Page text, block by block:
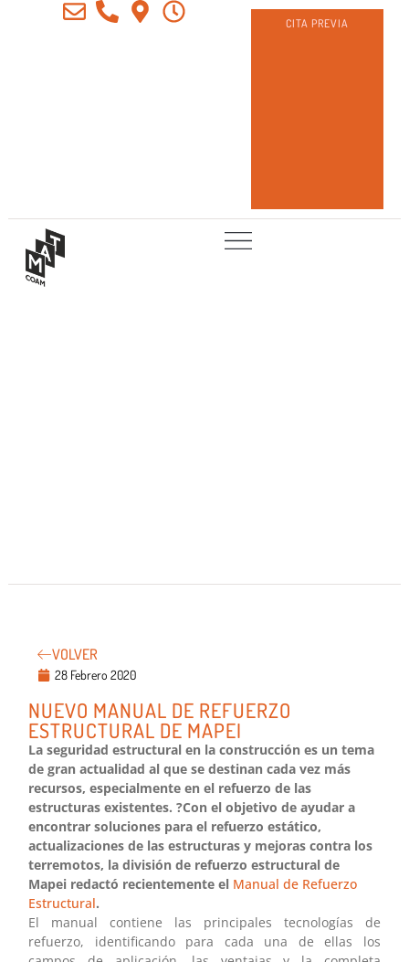
CITA PREVIA
VOLVER
28 Febrero 2020
NUEVO MANUAL DE REFUERZO
ESTRUCTURAL DE MAPEI
La seguridad estructural en la construcción es un tema
de gran actualidad al que se destinan cada vez más
recursos, especialmente en el refuerzo de las
estructuras existentes. ?Con el objetivo de ayudar a
encontrar soluciones para el refuerzo estático,
actualizaciones de las estructuras y mejoras contra los
terremotos, la división de refuerzo estructural de
Mapei redactó recientemente el Manual de Refuerzo
Estructural.
El manual contiene las principales tecnologías de
refuerzo, identificando para cada una de ellas los